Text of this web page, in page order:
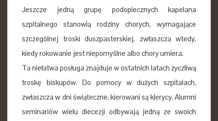
Jeszcze jedną grupę podopiecznych kapelana
szpitalnego stanowią rodziny chorych, wymagające
szczególnej troski duszpasterskiej, zwłaszcza wtedy,
kiedy rokowanie jest niepomyślne albo chory umiera.
Ta niełatwa posługa znajduje w ostatnich latach życzliwą
troskę biskupów. Do pomocy w dużych szpitalach,
zwłaszcza w dni świąteczne, kierowani są klerycy. Alumni
seminariów wielu diecezji odbywają jedną ze swoich